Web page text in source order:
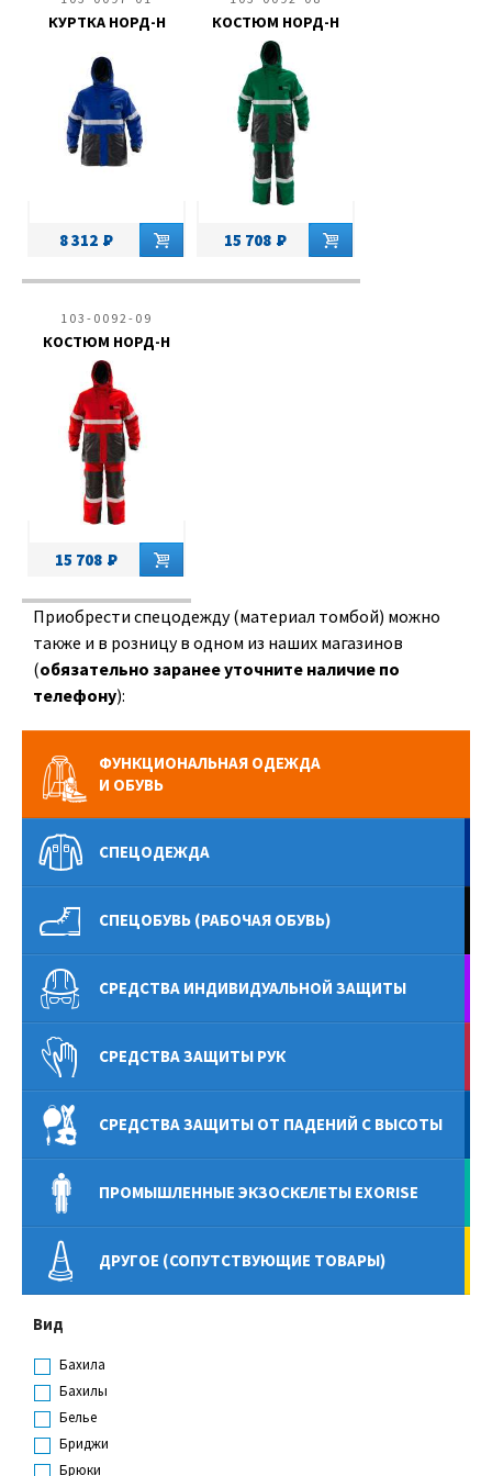
КУРТКА НОРД-Н
8 312
КОСТЮМ НОРД-Н
15 708
103-0092-09
КОСТЮМ НОРД-Н
15 708
Приобрести спецодежду (материал томбой) можно
также и в розницу в одном из наших магазинов
(обязательно заранее уточните наличие по
телефону):
ФУНКЦИОНАЛЬНАЯ ОДЕЖДА
И ОБУВЬ
СПЕЦОДЕЖДА
СПЕЦОБУВЬ (РАБОЧАЯ ОБУВЬ)
СРЕДСТВА ИНДИВИДУАЛЬНОЙ ЗАЩИТЫ
СРЕДСТВА ЗАЩИТЫ РУК
СРЕДСТВА ЗАЩИТЫ ОТ ПАДЕНИЙ С ВЫСОТЫ
ПРОМЫШЛЕННЫЕ ЭКЗОСКЕЛЕТЫ EXORISE
ДРУГОЕ (СОПУТСТВУЮЩИЕ ТОВАРЫ)
Вид
Бахила
Бахилы
Белье
Бриджи
Брюки